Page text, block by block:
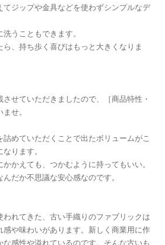
てジップや金具などを使わずシンプルなデ
うこともできます。
、持ち歩く喜びはもっと大きくなりま
せていただきましたので、［商品特性・
せ。
めていただくことで出たボリュームがこ
ります。
かえても、つかむように持ってもいい。
だか不思議な安心感なのです。
われてきた、古い手織りのファブリックは
感や味わいがあります。新しく商業用に作
な感性や溢れているのです。そんな古いも